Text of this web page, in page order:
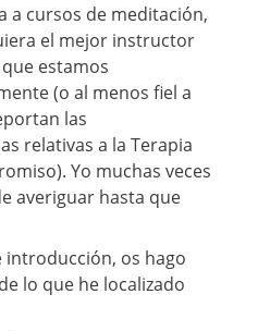
a cursos de meditación,
el mejor instructor
estamos
(o al menos fiel a
las
relativas a la Terapia
Yo muchas veces
averiguar hasta que
introducción, os hago
lo que he localizado